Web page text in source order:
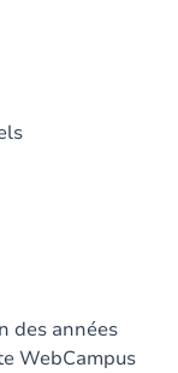
des années
WebCampus